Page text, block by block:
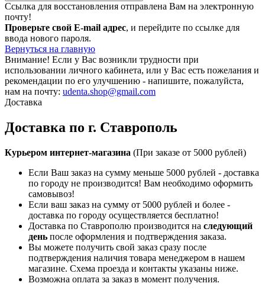
Ссылка для восстановления отправлена Вам на электронную
почту!
Проверьте свой E-mail адрес, и перейдите по ссылке для
ввода нового пароля.
Вернуться на главную
Внимание! Если у Вас возникли трудности при
использовании личного кабинета, или у Вас есть пожелания и
рекомендации по его улучшению - напишите, пожалуйста,
нам на почту: udenta.shop@gmail.com
Доставка
Доставка по г. Ставрополь
Курьером интернет-магазина (При заказе от 5000 рублей)
Если Ваш заказ на сумму меньше 5000 рублей - доставка
по городу не производится! Вам необходимо оформить
самовывоз!
Если ваш заказ на сумму от 5000 рублей и более -
доставка по городу осуществляется бесплатно!
Доставка по Ставрополю производится на следующий
день после оформления и подтверждения заказа.
Вы можете получить свой заказ сразу после
подтверждения наличия товара менеджером в нашем
магазине. Схема проезда и контакты указаны ниже.
Возможна оплата за заказ в момент получения.